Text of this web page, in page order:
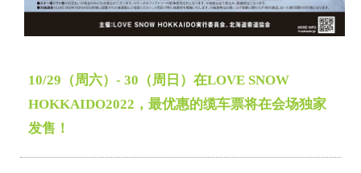
10/29（周六）- 30（周日）在LOVE SNOW
HOKKAIDO2022，最优惠的缆车票将在会场独家
发售！